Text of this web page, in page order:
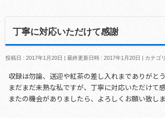
丁寧に対応いただけて感謝
投稿日 : 2017年1月20日 最終更新日時 : 2017年1月20日 カテゴ
収録は勿論、送迎や紅茶の差し入れまでありがと
まだまだ未熟な私ですが、丁寧に対応いただけて
またの機会がありましたら、よろしくお願い致しま